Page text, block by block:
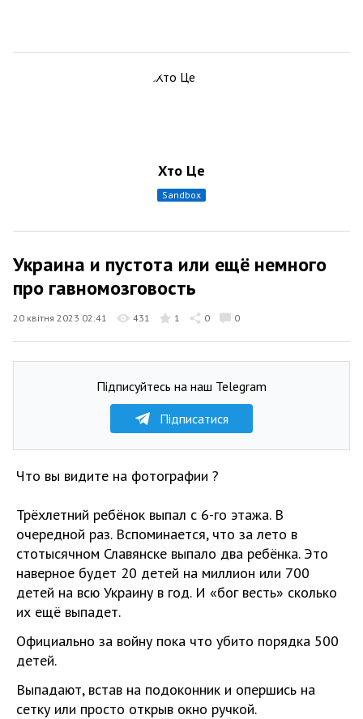
Хто Це
sandbox
Украина и пустота или ещё немного
про гавномозговость
20 квітня 2023 02:41 431 1 0 0
Підписуйтесь на наш Telegram
Підписатися
Что вы видите на фотографии ?
Трёхлетний ребёнок выпал с 6-го этажа. В
очередной раз. Вспоминается, что за лето в
стотысячном Славянске выпало два ребёнка. Это
наверное будет 20 детей на миллион или 700
детей на всю Украину в год. И «бог весть» сколько
их ещё выпадет.
Официально за войну пока что убито порядка 500
детей.
Выпадают, встав на подоконник и опершись на
сетку или просто открыв окно ручкой.